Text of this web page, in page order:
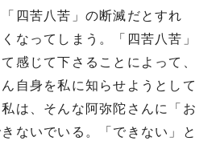
四苦八苦」の断滅だとすれ
なってしまう。「四苦八苦」
感じて下さることによって、
自身を私に知らせようとして
は、そんな阿弥陀さんに「お
ないでいる。「できない」と